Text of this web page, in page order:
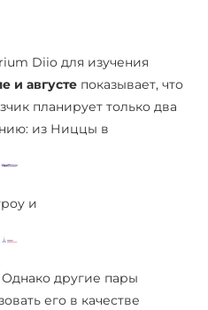
Diio для изучения
и августе показывает, что
планирует только два
из Ниццы в
и
другие пары
его в качестве